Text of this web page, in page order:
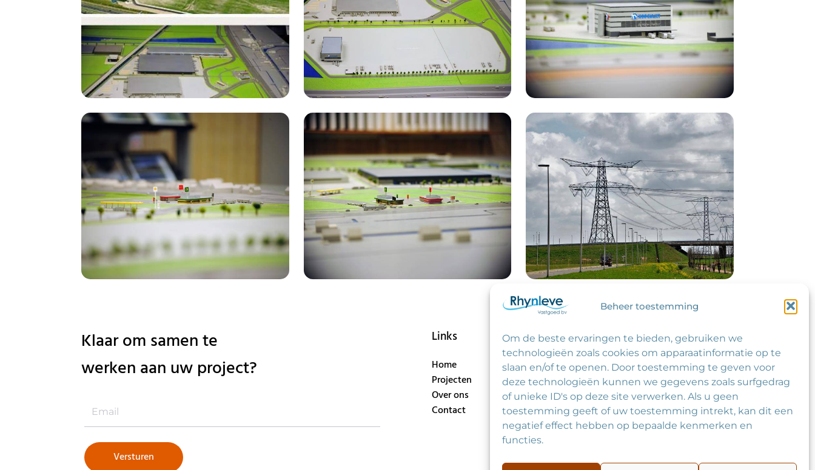
Beheer toestemming
Om de beste ervaringen te bieden, gebruiken we
technologieën zoals cookies om apparaatinformatie op te
slaan en/of te openen. Door toestemming te geven voor
deze technologieën kunnen we gegevens zoals surfgedrag
of unieke ID's op deze site verwerken. Als u geen
toestemming geeft of uw toestemming intrekt, kan dit een
negatief effect hebben op bepaalde kenmerken en
functies.
Klaar om samen te
werken aan uw project?
Links
Home
Projecten
Over ons
Contact
Contact
Bezoekadres:
Zuidzijde 11, 2411 RP Bodegraven
Tel:
+31 (0) 172 651 223
E-mail:
info@rhynleve.nl